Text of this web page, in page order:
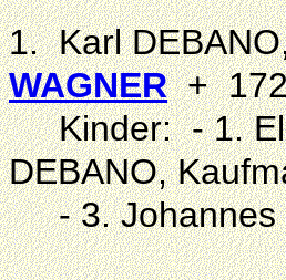
1. Karl
WAGNER +
Kinder: - 1.
DEBANO,
- 3. Johannes